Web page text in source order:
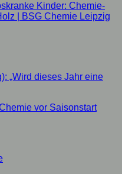
Kinder: Chemie-
| BSG Chemie Leipzig⁠
„Wird dieses Jahr eine
vor Saisonstart